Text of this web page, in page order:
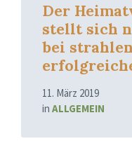
Der
stellt sich
bei
11. März 2019
in ALLGEMEIN